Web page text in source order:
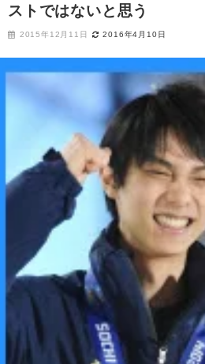
ストではないと思う
2015年12月11日 2016年4月10日